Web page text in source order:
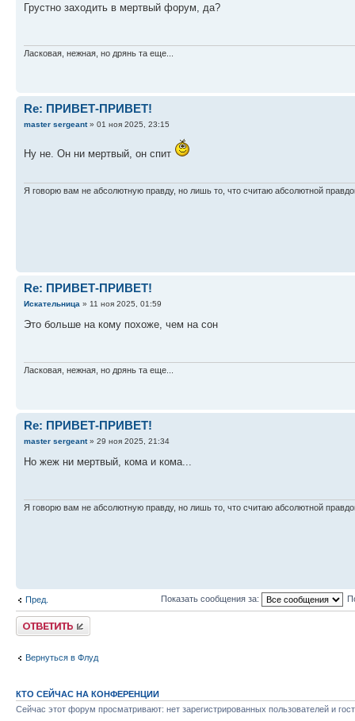
Грустно заходить в мертвый форум, да?
Ласковая, нежная, но дрянь та еще...
Re: ПРИВЕТ-ПРИВЕТ!
master sergeant» 01 ноя 2025, 23:15
Ну не. Он ни мертвый, он спит
Я говорю вам не абсолютную правду, но лишь то, что считаю абсолютной
Re: ПРИВЕТ-ПРИВЕТ!
Искательница » 11 ноя 2025, 01:59
Это больше на кому похоже, чем на сон
Ласковая, нежная, но дрянь та еще...
Re: ПРИВЕТ-ПРИВЕТ!
master sergeant» 29 ноя 2025, 21:34
Но жеж ни мертвый, кома и кома...
Я говорю вам не абсолютную правду, но лишь то, что считаю абсолютной
Пред. Показать сообщения за:
Ответить
Вернуться в Флуд
КТО СЕЙЧАС НА КОНФЕРЕНЦИИ
Сейчас этот форум просматривают: нет зарегистрированных пользователей и